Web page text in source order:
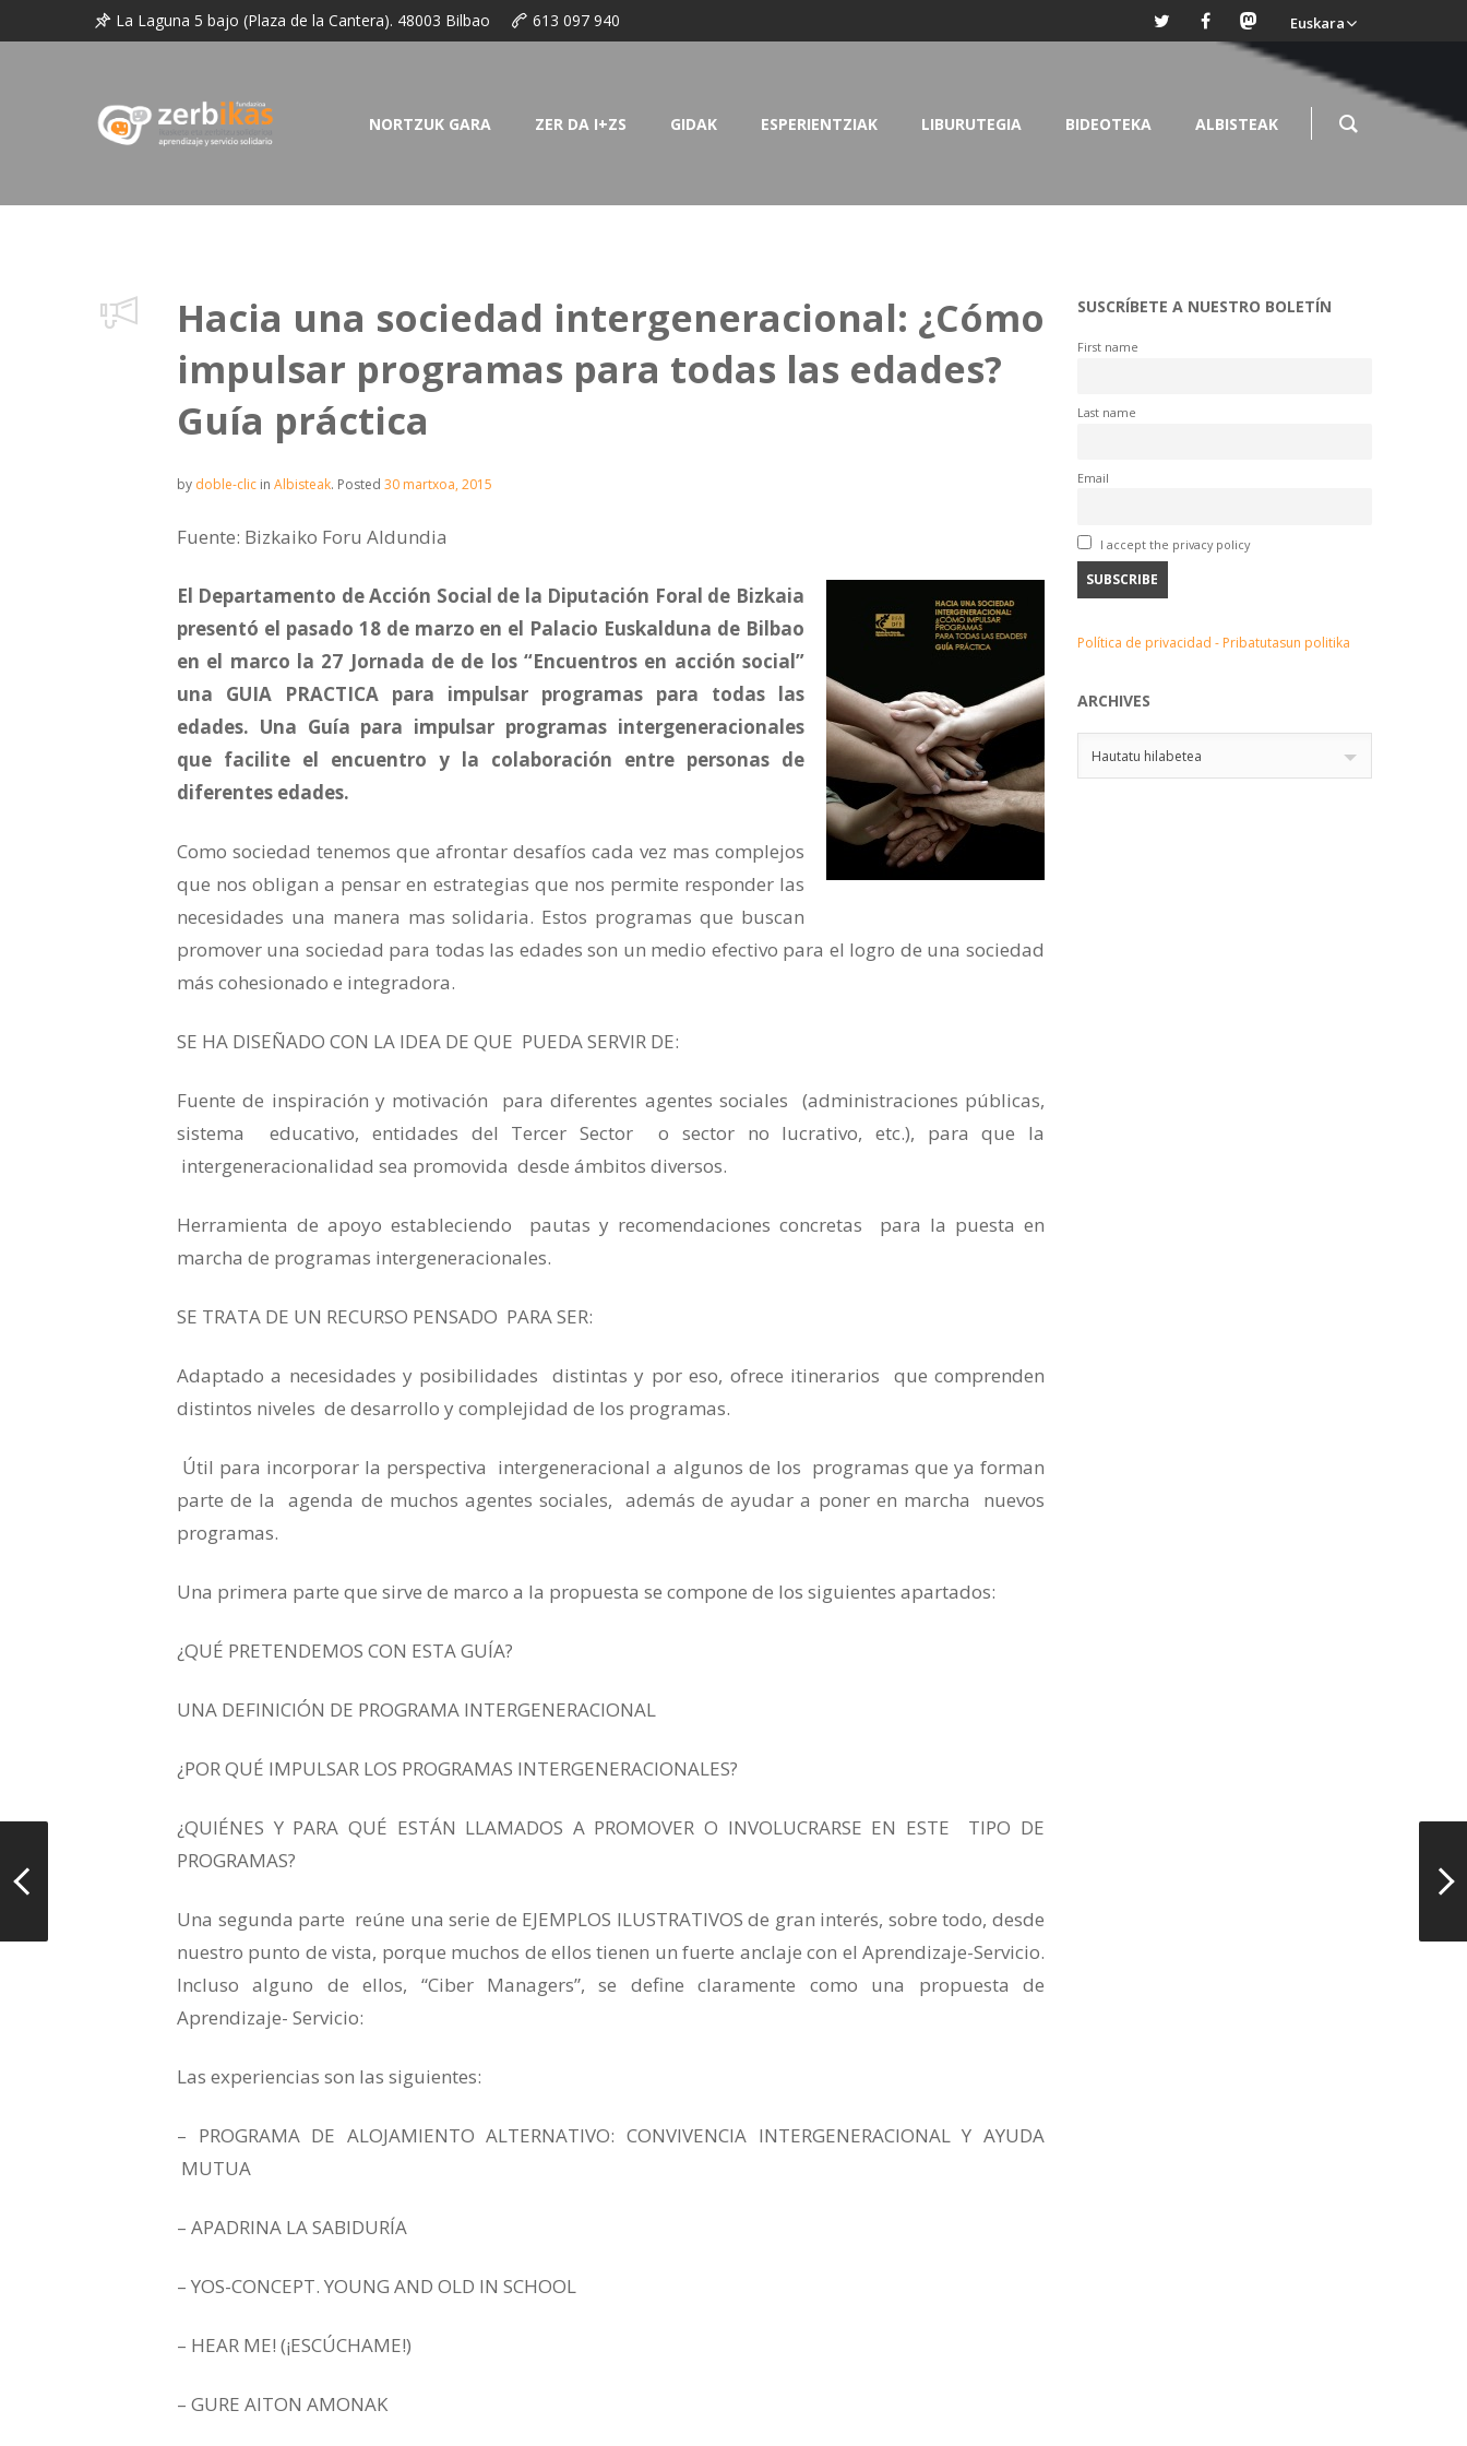
La Laguna 5 bajo (Plaza de la Cantera). 48003 Bilbao 613 097 940 Euskara
NORTZUK GARA ZER DA I+ZS GIDAK ESPERIENTZIAK LIBURUTEGIA BIDEOTEKA ALBISTEAK
Hacia una sociedad intergeneracional: ¿Cómo
impulsar programas para todas las edades?
Guía práctica
by doble-clic in Albisteak. Posted 30 martxoa, 2015
Fuente: Bizkaiko Foru Aldundia
El Departamento de Acción Social de la Diputación Foral de Bizkaia
presentó el pasado 18 de marzo en el Palacio Euskalduna de Bilbao
en el marco la 27 Jornada de de los “Encuentros en acción social”
una GUIA PRACTICA para impulsar programas para todas las
edades. Una Guía para impulsar programas intergeneracionales
que facilite el encuentro y la colaboración entre personas de
diferentes edades.
Como sociedad tenemos que afrontar desafíos cada vez mas complejos
que nos obligan a pensar en estrategias que nos permite responder las
necesidades una manera mas solidaria. Estos programas que buscan
promover una sociedad para todas las edades son un medio efectivo para el logro de una sociedad
más cohesionado e integradora.
SE HA DISEÑADO CON LA IDEA DE QUE PUEDA SERVIR DE:
Fuente de inspiración y motivación para diferentes agentes sociales (administraciones públicas,
sistema educativo, entidades del Tercer Sector o sector no lucrativo, etc.), para que la
intergeneracionalidad sea promovida desde ámbitos diversos.
Herramienta de apoyo estableciendo pautas y recomendaciones concretas para la puesta en
marcha de programas intergeneracionales.
SE TRATA DE UN RECURSO PENSADO PARA SER:
Adaptado a necesidades y posibilidades distintas y por eso, ofrece itinerarios que comprenden
distintos niveles de desarrollo y complejidad de los programas.
Útil para incorporar la perspectiva intergeneracional a algunos de los programas que ya forman
parte de la agenda de muchos agentes sociales, además de ayudar a poner en marcha nuevos
programas.
Una primera parte que sirve de marco a la propuesta se compone de los siguientes apartados:
¿QUÉ PRETENDEMOS CON ESTA GUÍA?
UNA DEFINICIÓN DE PROGRAMA INTERGENERACIONAL
¿POR QUÉ IMPULSAR LOS PROGRAMAS INTERGENERACIONALES?
¿QUIÉNES Y PARA QUÉ ESTÁN LLAMADOS A PROMOVER O INVOLUCRARSE EN ESTE TIPO DE
PROGRAMAS?
Una segunda parte reúne una serie de EJEMPLOS ILUSTRATIVOS de gran interés, sobre todo, desde
nuestro punto de vista, porque muchos de ellos tienen un fuerte anclaje con el Aprendizaje-Servicio.
Incluso alguno de ellos, “Ciber Managers”, se define claramente como una propuesta de
Aprendizaje- Servicio:
Las experiencias son las siguientes:
– PROGRAMA DE ALOJAMIENTO ALTERNATIVO: CONVIVENCIA INTERGENERACIONAL Y AYUDA
MUTUA
– APADRINA LA SABIDURÍA
– YOS-CONCEPT. YOUNG AND OLD IN SCHOOL
– HEAR ME! (¡ESCÚCHAME!)
– GURE AITON AMONAK
SUSCRÍBETE A NUESTRO BOLETÍN
First name
Last name
Email
I accept the privacy policy
Política de privacidad - Pribatutasun politika
ARCHIVES
Hautatu hilabetea